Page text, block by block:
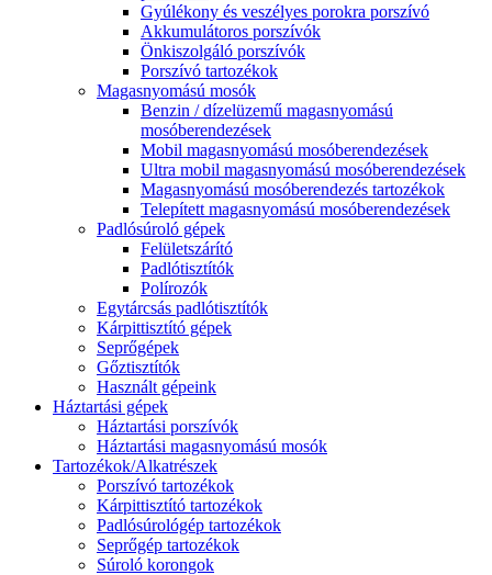
Gyúlékony és veszélyes porokra porszívó
Akkumulátoros porszívók
Önkiszolgáló porszívók
Porszívó tartozékok
Magasnyomású mosók
Benzin / dízelüzemű magasnyomású
mosóberendezések
Mobil magasnyomású mosóberendezések
Ultra mobil magasnyomású mosóberendezések
Magasnyomású mosóberendezés tartozékok
Telepített magasnyomású mosóberendezések
Padlósúroló gépek
Felületszárító
Padlótisztítók
Polírozók
Egytárcsás padlótisztítók
Kárpittisztító gépek
Seprőgépek
Gőztisztítók
Használt gépeink
Háztartási gépek
Háztartási porszívók
Háztartási magasnyomású mosók
Tartozékok/Alkatrészek
Porszívó tartozékok
Kárpittisztító tartozékok
Padlósúrológép tartozékok
Seprőgép tartozékok
Súroló korongok